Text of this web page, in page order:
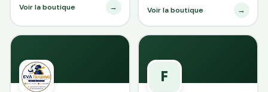
Voir la boutique → Voir la boutique →
F